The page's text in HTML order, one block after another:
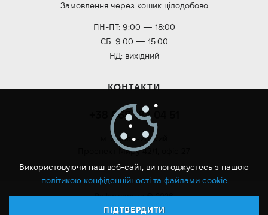
Замовлення через кошик цілодобово
ПН-ПТ: 9:00 — 18:00
СБ: 9:00 — 15:00
НД: вихідний
КОНТАКТИ
+38 068 184 04 51
м. Хмельницький
Проспект Миру 42/1, офіс 27
Roilan.com.ua © 2026
Використовуючи наш веб-сайт, ви погоджуєтесь з нашою
політикою конфіденційності та файлами cookie
ПІДТВЕРДИТИ